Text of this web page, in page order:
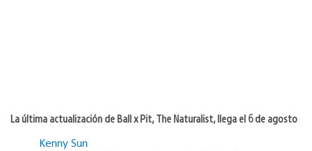
La última actualización de Ball x Pit, The Naturalist, llega el 6 de agosto
Kenny Sun